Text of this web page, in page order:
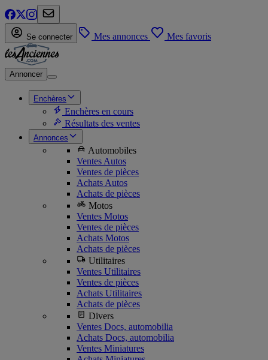
Se connecter Mes annonces Mes favoris
Annoncer
Enchères
Enchères en cours
Résultats des ventes
Annonces
Automobiles
Ventes Autos
Ventes de pièces
Achats Autos
Achats de pièces
Motos
Ventes Motos
Ventes de pièces
Achats Motos
Achats de pièces
Utilitaires
Ventes Utilitaires
Ventes de pièces
Achats Utilitaires
Achats de pièces
Divers
Ventes Docs, automobilia
Achats Docs, automobilia
Ventes Miniatures